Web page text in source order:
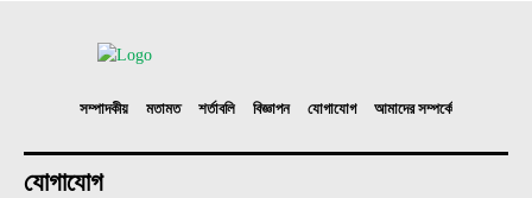
সম্পাদকীয় মতামত শর্তাবলি বিজ্ঞাপন যোগাযোগ আমাদের সম্পর্কে
যোগাযোগ